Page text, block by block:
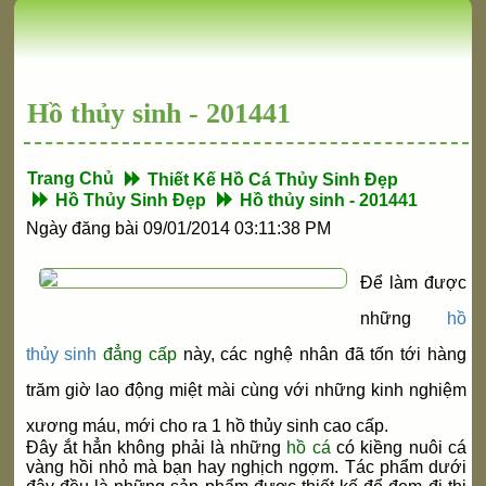
Hồ thủy sinh - 201441
Trang Chủ
Thiết Kế Hồ Cá Thủy Sinh Đẹp
Hồ Thủy Sinh Đẹp
Hồ thủy sinh - 201441
Ngày đăng bài 09/01/2014 03:11:38 PM
Để làm được
những
hồ
thủy sinh đẳng cấpnày, các nghệ nhân đã tốn tới hàng
trăm giờ lao động miệt mài cùng với những kinh nghiệm
xương máu, mới cho ra 1 hồ thủy sinh cao cấp.
Đây ắt hẳn không phải là những hồ cá có kiềng nuôi cá
vàng hồi nhỏ mà bạn hay nghịch ngợm. Tác phẩm dưới